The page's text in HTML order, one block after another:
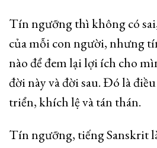
Tín ngưỡng thì không có
của mỗi con người, nhưng
nào để đem lại lợi ích cho
đời này và đời sau. Đó là
triển, khích lệ và tán thán.
Tín ngưỡng, tiếng Sanskrit